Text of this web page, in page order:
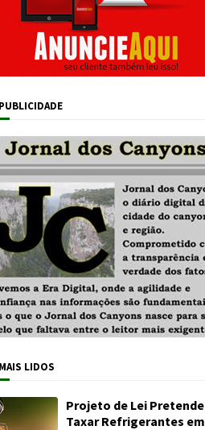
LIDOS
Projeto de Lei Pretende
Taxar Refrigerantes em